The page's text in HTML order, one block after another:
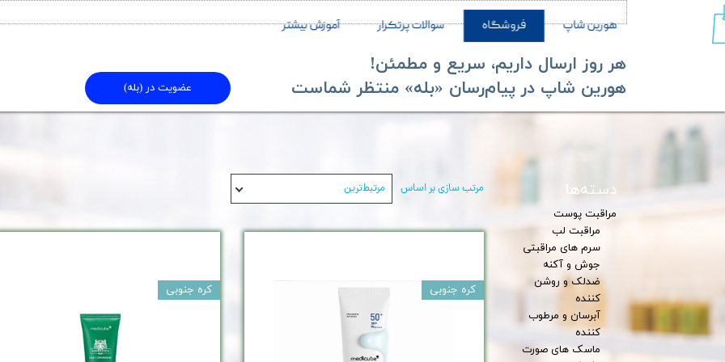
هورین شاپ فروشگاه سوالات پرتکرار آموزش بیشتر
هر روز ارسال داریم، سریع و مطمئن!
​​​​​​​هورین شاپ در پیام‌رسان «بله» منتظر شماست​​​​​​​
عضویت در (بله)
دسته‌ها
مراقبت پوست
مراقبت لب
سرم های مراقبتی
جوش و آکنه
ضدلک و روشن
کننده
آبرسان و مرطوب
کننده
ماسک های صورت
مرتب سازی بر اساس مرتبط‌ترین
کره جنوبی کره جنوبی